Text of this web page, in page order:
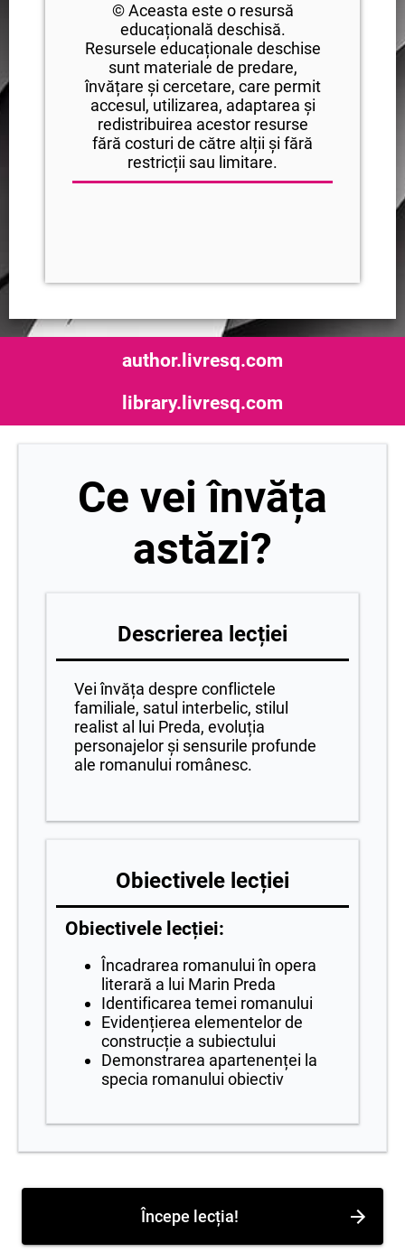
© Aceasta este o resursă
educațională deschisă.
Resursele educaționale deschise
sunt materiale de predare,
învățare și cercetare, care permit
accesul, utilizarea, adaptarea și
redistribuirea acestor resurse
fără costuri de către alții și fără
restricții sau limitare.
author.livresq.com
library.livresq.com
Ce vei învăța
astăzi?
Descrierea lecției
Vei învăța despre conflictele
familiale, satul interbelic, stilul
realist al lui Preda, evoluția
personajelor și sensurile profunde
ale romanului românesc.
Obiectivele lecției
Obiectivele lecției:
Încadrarea romanului în opera
literară a lui Marin Preda
Identificarea temei romanului
Evidențierea elementelor de
construcție a subiectului
Demonstrarea apartenenței la
specia romanului obiectiv
Începe lecția!